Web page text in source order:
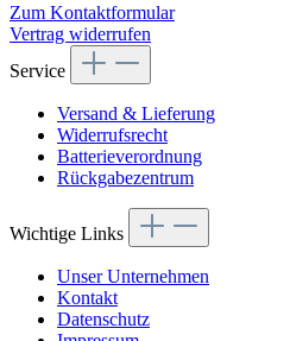
Zum Kontaktformular
Vertrag widerrufen
Service
Versand & Lieferung
Widerrufsrecht
Batterieverordnung
Rückgabezentrum
Wichtige Links
Unser Unternehmen
Kontakt
Datenschutz